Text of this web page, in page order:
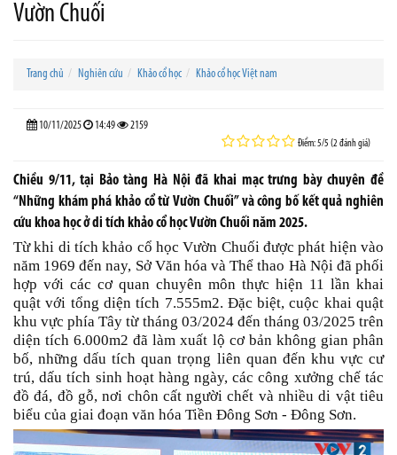
Vườn Chuối
Trang chủ Nghiên cứu Khảo cổ học Khảo cổ học Việt nam
10/11/2025 14:49 2159
Điểm: 5/5 (2 đánh giá)
Chiều 9/11, tại Bảo tàng Hà Nội đã khai mạc trưng bày chuyên đề
“Những khám phá khảo cổ từ Vườn Chuối” và công bố kết quả nghiên
cứu khoa học ở di tích khảo cổ học Vườn Chuối năm 2025.
Từ khi di tích khảo cổ học Vườn Chuối được phát hiện vào
năm 1969 đến nay, Sở Văn hóa và Thể thao Hà Nội đã phối
hợp với các cơ quan chuyên môn thực hiện 11 lần khai
quật với tổng diện tích 7.555m2. Đặc biệt, cuộc khai quật
khu vực phía Tây từ tháng 03/2024 đến tháng 03/2025 trên
diện tích 6.000m2 đã làm xuất lộ cơ bản không gian phân
bố, những dấu tích quan trọng liên quan đến khu vực cư
trú, dấu tích sinh hoạt hàng ngày, các công xưởng chế tác
đồ đá, đồ gỗ, nơi chôn cất người chết và nhiều di vật tiêu
biểu của giai đoạn văn hóa Tiền Đông Sơn - Đông Sơn.